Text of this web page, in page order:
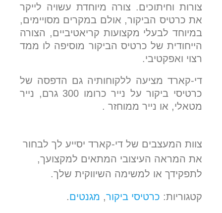
צורות וחיתוכים. צורה מיוחדת עשויה לייקר
את כרטיס הביקור, אולם במקרים מסויימים,
במיוחד לבעלי מקצועות קריאטיביים, הצורה
הייחודית של כרטיס הביקור מוסיפה לו ממד
רצוי ואפקטיבי.
די-קארד מציעה ללקוחותיה גם הדפסה של
כרטיסי ביקור על נייר כרומו 300 גרם, נייר
מטאלי, או נייר ממוחזר .
צוות המעצבים של די-קארד יסייע לך לבחור
את המראה העיצובי המתאים למקצועך,
לתפקידך או למשימה השיווקית שלך.
קטגוריות: כרטיסי ביקור, מגנטים.